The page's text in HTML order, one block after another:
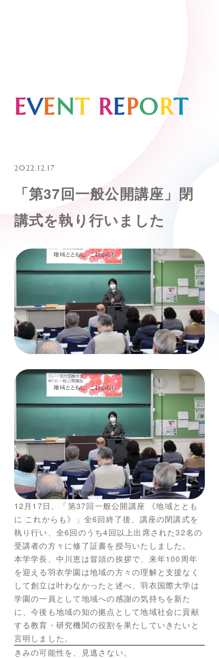
EVENT REPORT
2022.12.17
「第37回一般公開講座」閉
講式を執り行いました
12月17日、「第37回一般公開講座 《地域ととも
に これからも》」全6回終了後、講座の閉講式を
執り行い、全6回のうち4回以上出席された32名の
受講者の方々に修了証書を授与いたしました。
本学学長、中川恵は冒頭の挨拶で、来年100周年
を迎える羽衣学園は地域の方々の理解と支援なく
して創立は叶わなかったと述べ、羽衣国際大学は
学園の一員として地域への感謝の気持ちを新た
に、今後も地域の知の拠点として地域社会に貢献
する教育・研究機関の役割を果たしていきたいと
言明しました。
きみの可能性を、見逃さない。